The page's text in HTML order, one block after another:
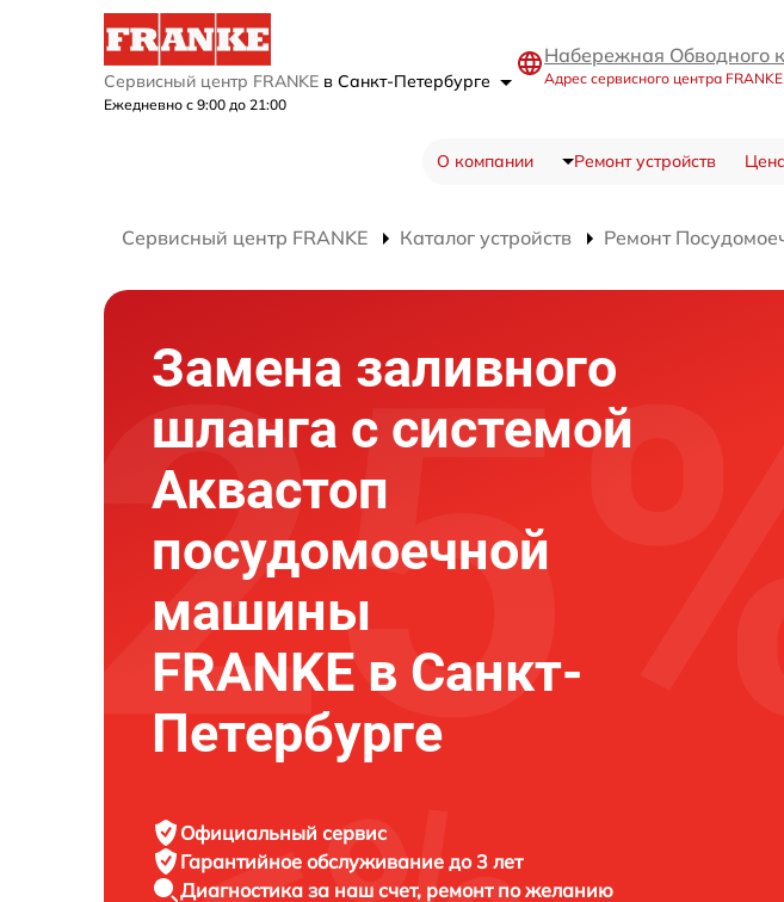
Сервисный центр FRANKE в Санкт-Петербурге
Ежедневно с 9:00 до 21:00
Набережная Обводного
Адрес сервисного центра FRANKE
О компании Ремонт устройств
Сервисный центр FRANKE Каталог устройств Ремонт
Замена заливного
шланга с системой
Аквастоп
посудомоечной
машины
FRANKE в Санкт-
Петербурге
Официальный сервис
Гарантийное обслуживание до 3 лет
Диагностика за наш счет, ремонт по желанию